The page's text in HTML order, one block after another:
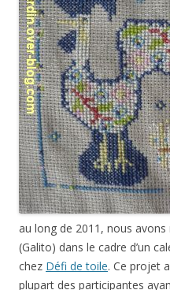
au long de 2011, nous
(Galito) dans le cadre d’un
chez Défi de toile. Ce projet
plupart des participantes